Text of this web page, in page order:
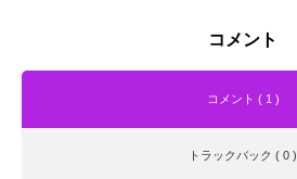
コメント
コメント ( 1 )
トラックバック ( 0 )